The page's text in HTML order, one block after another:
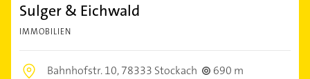
Sulger & Eichwald
IMMOBILIEN
Bahnhofstr. 10,78333 Stockach
690 m